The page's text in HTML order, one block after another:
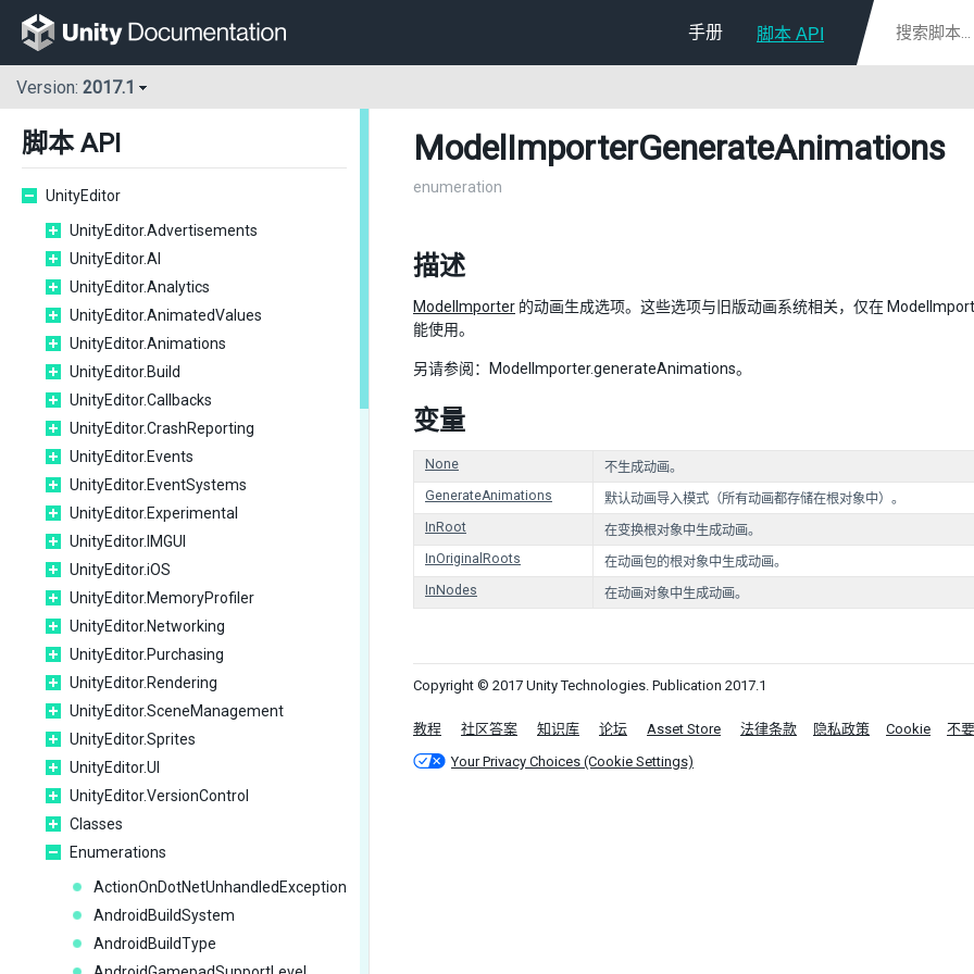
手册 脚本 API
Version: 2017.1
脚本 API
UnityEditor
UnityEditor.Advertisements
UnityEditor.AI
UnityEditor.Analytics
UnityEditor.AnimatedValues
UnityEditor.Animations
UnityEditor.Build
UnityEditor.Callbacks
UnityEditor.CrashReporting
UnityEditor.Events
UnityEditor.EventSystems
UnityEditor.Experimental
UnityEditor.IMGUI
UnityEditor.iOS
UnityEditor.MemoryProfiler
UnityEditor.Networking
UnityEditor.Purchasing
UnityEditor.Rendering
UnityEditor.SceneManagement
UnityEditor.Sprites
UnityEditor.UI
UnityEditor.VersionControl
Classes
Enumerations
ActionOnDotNetUnhandledException
AndroidBuildSystem
AndroidBuildType
ModelImporterGenerateAnimations
enumeration
描述
ModelImporter 的动画生成选项。这些选项与旧版动画系统相关，仅在
能使用。
另请参阅：ModelImporter.generateAnimations。
变量
None
不生成动画。
GenerateAnimations
默认动画导入模式（所有动画都存储在根对象中）。
InRoot
在变换根对象中生成动画。
InOriginalRoots
在动画包的根对象中生成动画。
InNodes
在动画对象中生成动画。
Copyright © 2017 Unity Technologies. Publication 2017.1
教程 社区答案 知识库 论坛 Asset Store 法律条款 隐私政策 Cookie
不
Your Privacy Choices (Cookie Settings)